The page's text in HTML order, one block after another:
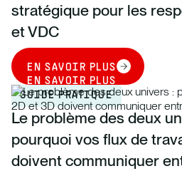
stratégique pour les
et VDC
EN SAVOIR PLUS
EN SAVOIR PLUS
GUIDE PRATIQUE
Le problème des deux
pourquoi vos flux de
doivent communiquer